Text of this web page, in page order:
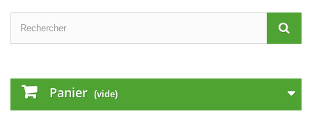
Panier (vide)